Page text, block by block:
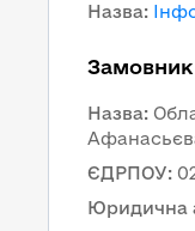
Назва:
Замовник
Назва:
ЄДРПОУ:
Юридична